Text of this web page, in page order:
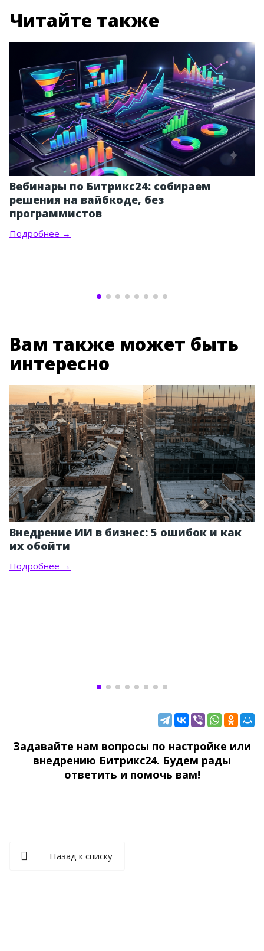
Читайте также
Вебинары по Битрикс24: собираем
решения на вайбкоде, без
программистов
Подробнее →
Вам также может быть
интересно
Внедрение ИИ в бизнес: 5 ошибок и как
их обойти
Подробнее →
Задавайте нам вопросы по настройке или
внедрению Битрикс24. Будем рады
ответить и помочь вам!
Назад к списку